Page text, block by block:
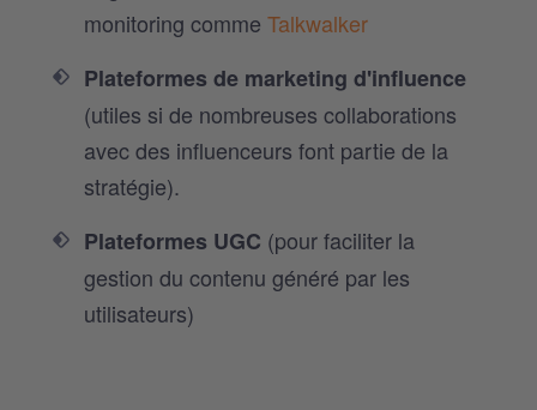
monitoring comme Talkwalker
Plateformes de marketing d'influence
(utiles si de nombreuses collaborations
avec des influenceurs font partie de la
stratégie).
Plateformes UGC (pour faciliter la
gestion du contenu généré par les
utilisateurs)